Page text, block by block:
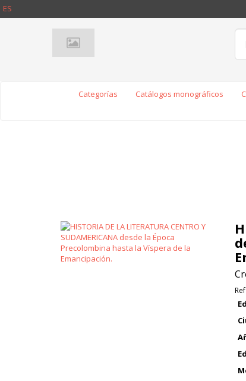
ES
Categorías Catálogos monográficos
Ref: